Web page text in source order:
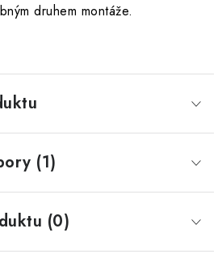
druhem montáže.
(1)
(0)